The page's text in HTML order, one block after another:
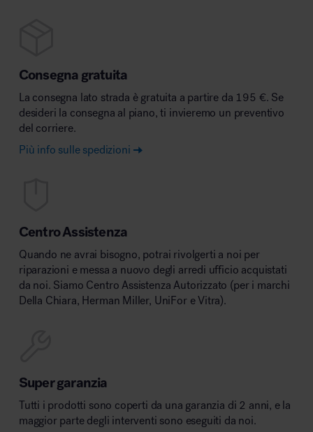
Consegna gratuita
La consegna lato strada è gratuita a partire da 195 €. Se
desideri la consegna al piano, ti invieremo un preventivo
del corriere.
Più info sulle spedizioni
Centro Assistenza
Quando ne avrai bisogno, potrai rivolgerti a noi per
riparazioni e messa a nuovo degli arredi ufficio acquistati
da noi. Siamo Centro Assistenza Autorizzato (per i marchi
Della Chiara, Herman Miller, UniFor e Vitra).
Super garanzia
Tutti i prodotti sono coperti da una garanzia di 2 anni, e la
maggior parte degli interventi sono eseguiti da noi.